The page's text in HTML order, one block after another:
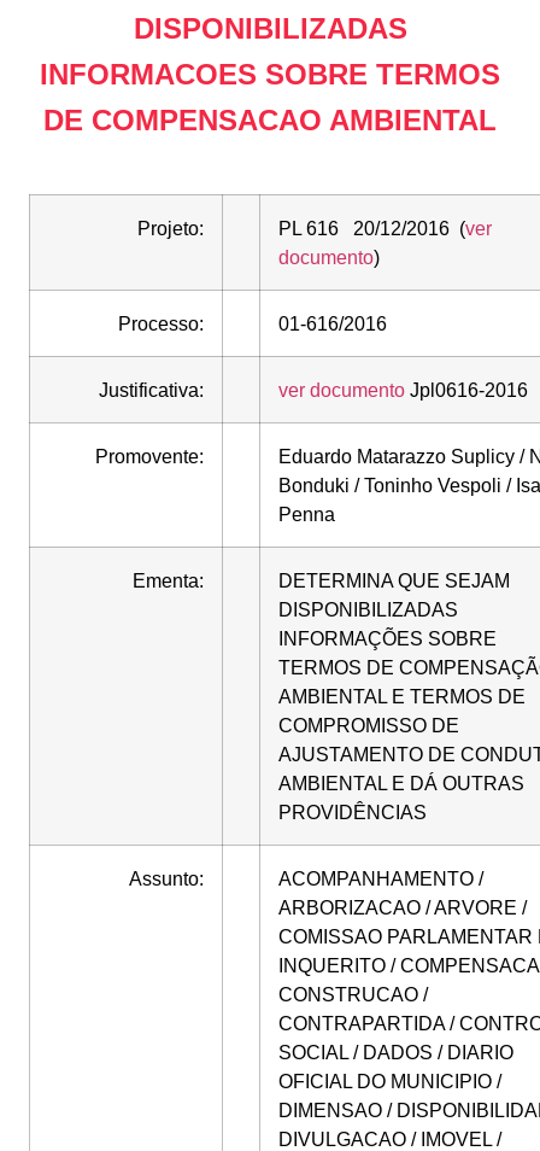
DISPONIBILIZADAS
INFORMACOES SOBRE TERMOS
DE COMPENSACAO AMBIENTAL
Projeto: PL 616 20/12/2016 (ver
documento)
Processo: 01-616/2016
Justificativa: ver documento Jpl0616-2016
Promovente:
Eduardo Matarazzo Suplicy /
Bonduki / Toninho Vespoli / Isa
Penna
Ementa:
DETERMINA QUE SEJAM
DISPONIBILIZADAS
INFORMAÇÕES SOBRE
TERMOS DE
AMBIENTAL E TERMOS DE
COMPROMISSO DE
AJUSTAMENTO DE
AMBIENTAL E DÁ OUTRAS
PROVIDÊNCIAS
Assunto:
ACOMPANHAMENTO /
ARBORIZACAO / ARVORE /
COMISSAO PARLAMENTAR
INQUERITO /
CONSTRUCAO /
CONTRAPARTIDA /
SOCIAL / DADOS / DIARIO
OFICIAL DO MUNICIPIO /
DIMENSAO /
DIVULGACAO / IMOVEL /